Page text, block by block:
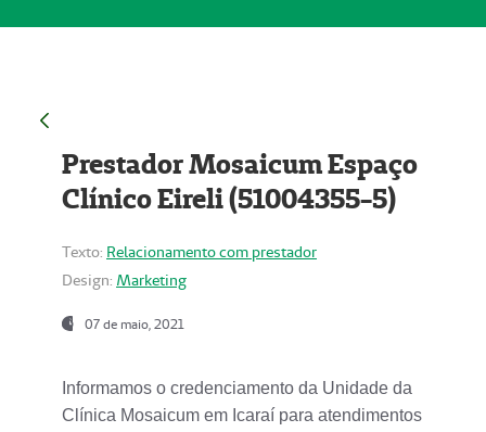
Prestador Mosaicum Espaço
Clínico Eireli (51004355-5)
Texto: Relacionamento com prestador
Design: Marketing
07 de maio, 2021
Informamos o credenciamento da Unidade da
Clínica Mosaicum em Icaraí para atendimentos